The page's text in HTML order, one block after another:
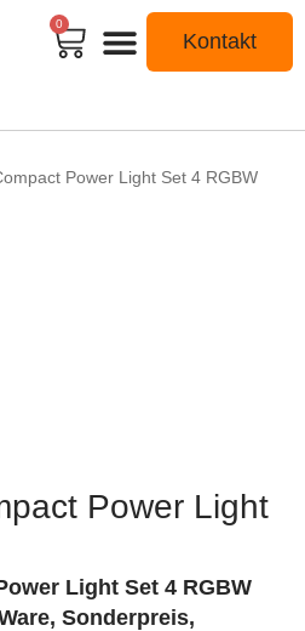
0
Kontakt
Power Light Set 4 RGBW
Power Light
Light Set 4 RGBW
Sonderpreis,